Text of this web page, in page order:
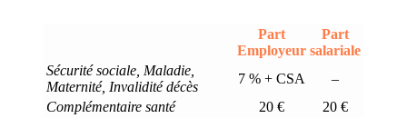
Part
Employeur
Part
salariale
Sécurité sociale, Maladie,
Maternité, Invalidité décès
7 % + CSA
–
Complémentaire santé
20 € 20 €